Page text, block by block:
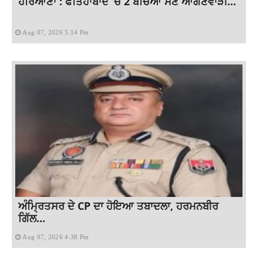
Aug 07, 2026 5:14 Pm
ਅੰਮ੍ਰਿਤਸਰ ਦੇ CP ਦਾ ਹੋਇਆ ਤਬਾਦਲਾ, ਹਰਮਨਬੀਰ
ਗਿੱਲ...
Aug 07, 2026 4:38 Pm